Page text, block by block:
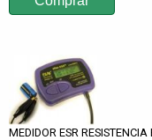
MEDIDOR ESR